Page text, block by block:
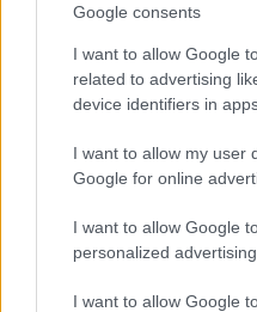
Google consents
I want to allow Google
related to advertising
device identifiers in
I want to allow my user
Google for online
I want to allow Google
personalized advertising.
I want to allow Google